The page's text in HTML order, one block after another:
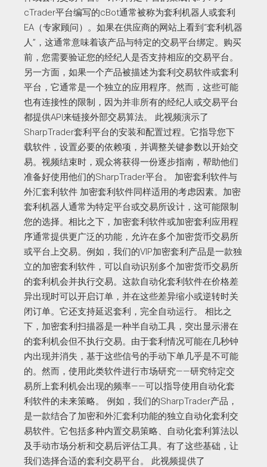
cTrader平台编写的cBot通常被称为套利机器人或套利
EA（专家顾问）。如果在供应商的网站上看到“套利机器
人”，这通常意味着该产品与特定的交易平台绑定。购买
前，您需要验证您的经纪人是否支持相应的交易平台。
另一方面，如果一个产品被描述为套利交易软件或套利
平台，它通常是一个独立的应用程序。然而，这些可能
也有连接性的限制，因为并非所有的经纪人或交易平台
都提供API来链接外部交易算法。 此视频演示了
SharpTrader套利平台的安装和配置过程。它指导您下
载软件，设置必要的依赖项，并调整关键参数以开始交
易。视频结束时，观众将获得一份逐步指南，帮助他们
准备好使用他们的SharpTrader平台。 加密套利软件与
外汇套利软件 加密套利软件同样适用的考虑因素。加密
套利机器人通常为特定平台或交易所设计，这可能限制
您的选择。相比之下，加密套利软件或加密套利应用程
序通常提供更广泛的功能，允许在多个加密货币交易所
或平台上交易。例如，我们的VIP加密套利产品是一款独
立的加密套利软件，可以自动识别多个加密货币交易所
的套利机会并执行交易。这款自动化套利软件在价格差
异出现时可以开启订单，并在这些差异缩小或逆转时关
闭订单。它还支持延迟套利，完全自动运行。 相比之
下，加密套利扫描器是一种半自动工具，突出显示潜在
的套利机会但不执行交易。由于套利情况可能在几秒钟
内出现并消失，基于这些信号的手动下单几乎是不可能
的。然而，使用此类软件进行市场研究——研究特定交
易所上套利机会出现的频率——可以指导使用自动化套
利软件的未来策略。 例如，我们的SharpTrader产品，
是一款结合了加密和外汇套利功能的独立自动化套利交
易软件。它包括多种内置交易策略、自动化套利算法以
及手动市场分析和交易后评估工具。有了这些基础，让
我们选择合适的套利交易平台。 此视频提供了